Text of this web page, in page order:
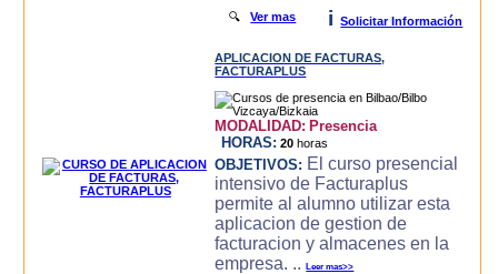
🔍Ver mas i Solicitar Información
APLICACION DE FACTURAS,
FACTURAPLUS
MODALIDAD: Presencia
HORAS: 20 horas
OBJETIVOS: El curso presencial
intensivo de Facturaplus
permite al alumno utilizar esta
aplicacion de gestion de
facturacion y almacenes en la
empresa. ..Leer mas>>